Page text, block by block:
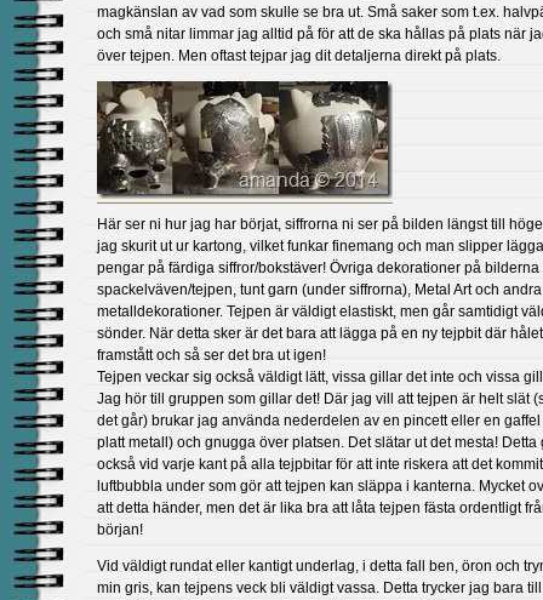
magkänslan av vad som skulle se bra ut. Små saker som t.ex.
och små nitar limmar jag alltid på för att de ska hållas på plats när
över tejpen. Men oftast tejpar jag dit detaljerna direkt på plats.
Här ser ni hur jag har börjat, siffrorna ni ser på bilden längst till
jag skurit ut ur kartong, vilket funkar finemang och man slipper
pengar på färdiga siffror/bokstäver! Övriga dekorationer på bilderna
spackelväven/tejpen, tunt garn (under siffrorna), Metal Art och andra
metalldekorationer. Tejpen är väldigt elastiskt, men går samtidigt
sönder. När detta sker är det bara att lägga på en ny tejpbit där hålet
framstått och så ser det bra ut igen!
Tejpen veckar sig också väldigt lätt, vissa gillar det inte och vissa
Jag hör till gruppen som gillar det! Där jag vill att tejpen är helt slät
det går) brukar jag använda nederdelen av en pincett eller en gaffel
platt metall) och gnugga över platsen. Det slätar ut det mesta! Detta
också vid varje kant på alla tejpbitar för att inte riskera att det
luftbubbla under som gör att tejpen kan släppa i kanterna. Mycket
att detta händer, men det är lika bra att låta tejpen fästa ordentligt
början!
Vid väldigt rundat eller kantigt underlag, i detta fall ben, öron och
min gris, kan tejpens veck bli väldigt vassa. Detta trycker jag bara